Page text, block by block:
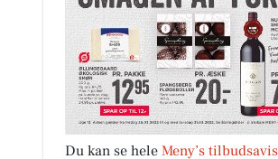
Du kan se hele Meny’s